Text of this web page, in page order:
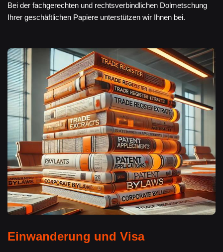
Bei der fachgerechten und rechtsverbindlichen Dolmetschung
Ihrer geschäftlichen Papiere unterstützen wir Ihnen bei.
Einwanderung und Visa